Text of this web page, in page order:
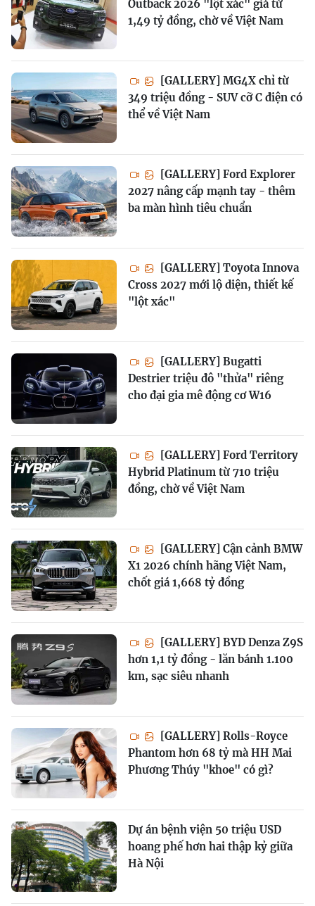
Outback 2026 "lột xác" giá từ
1,49 tỷ đồng, chờ về Việt Nam
[GALLERY] MG4X chỉ từ
349 triệu đồng - SUV cỡ C điện có
thể về Việt Nam
[GALLERY] Ford Explorer
2027 nâng cấp mạnh tay - thêm
ba màn hình tiêu chuẩn
[GALLERY] Toyota Innova
Cross 2027 mới lộ diện, thiết kế
"lột xác"
[GALLERY] Bugatti
Destrier triệu đô "thửa" riêng
cho đại gia mê động cơ W16
[GALLERY] Ford Territory
Hybrid Platinum từ 710 triệu
đồng, chờ về Việt Nam
[GALLERY] Cận cảnh BMW
X1 2026 chính hãng Việt Nam,
chốt giá 1,668 tỷ đồng
[GALLERY] BYD Denza Z9S
hơn 1,1 tỷ đồng - lăn bánh 1.100
km, sạc siêu nhanh
[GALLERY] Rolls-Royce
Phantom hơn 68 tỷ mà HH Mai
Phương Thúy "khoe" có gì?
Dự án bệnh viện 50 triệu USD
hoang phế hơn hai thập kỷ giữa
Hà Nội